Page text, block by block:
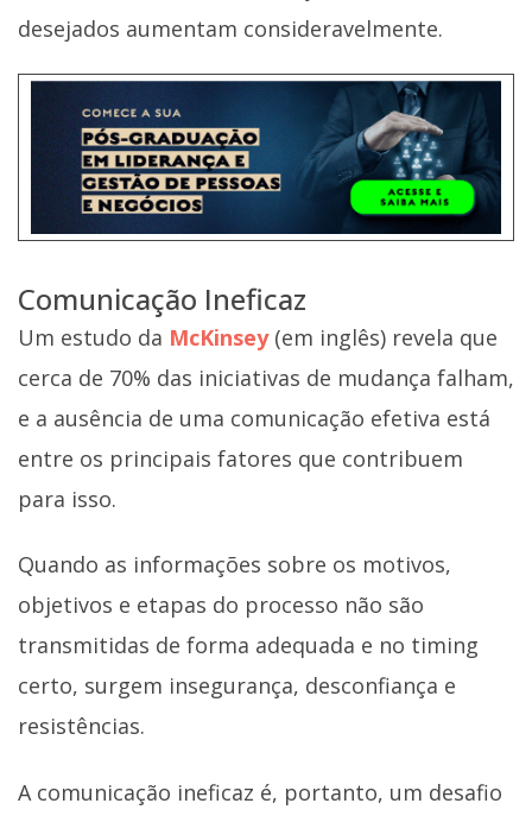
desejados aumentam consideravelmente.
Comunicação Ineficaz
Um estudo da McKinsey(em inglês) revela que
cerca de 70% das iniciativas de mudança falham,
e a ausência de uma comunicação efetiva está
entre os principais fatores que contribuem
para isso.
Quando as informações sobre os motivos,
objetivos e etapas do processo não são
transmitidas de forma adequada e no timing
certo, surgem insegurança, desconfiança e
resistências.
A comunicação ineficaz é, portanto, um desafio